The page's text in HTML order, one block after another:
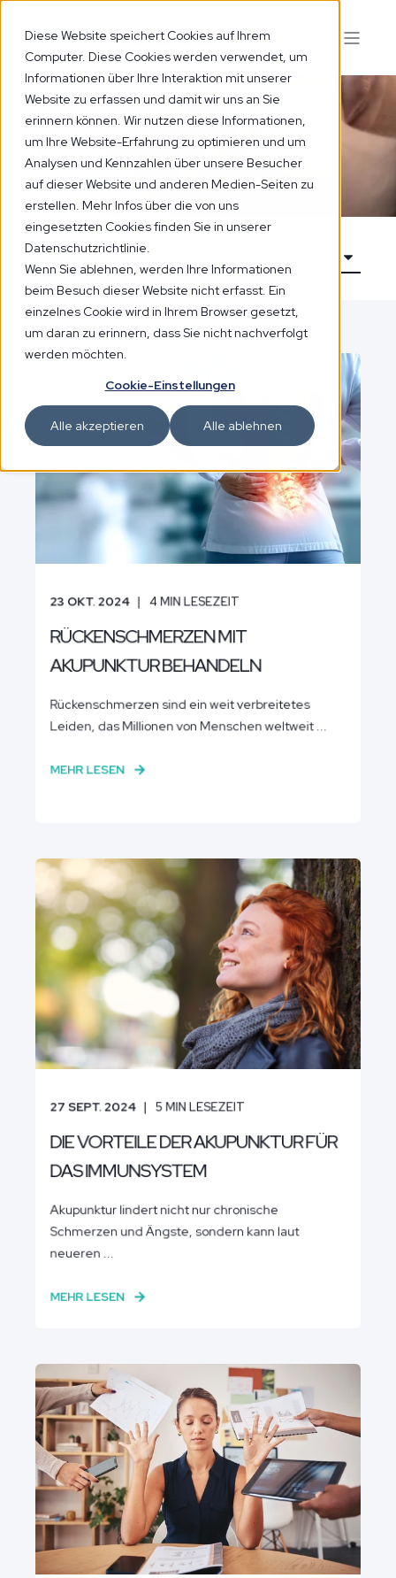
Diese Website speichert Cookies auf Ihrem
Computer. Diese Cookies werden verwendet, um
Informationen über Ihre Interaktion mit unserer
Website zu erfassen und damit wir uns an Sie
erinnern können. Wir nutzen diese Informationen,
um Ihre Website-Erfahrung zu optimieren und um
Analysen und Kennzahlen über unsere Besucher
auf dieser Website und anderen Medien-Seiten zu
erstellen. Mehr Infos über die von uns
eingesetzten Cookies finden Sie in unserer
Datenschutzrichtlinie.
Wenn Sie ablehnen, werden Ihre Informationen
beim Besuch dieser Website nicht erfasst. Ein
einzelnes Cookie wird in Ihrem Browser gesetzt,
um daran zu erinnern, dass Sie nicht nachverfolgt
werden möchten.
Cookie-Einstellungen
Alle akzeptieren Alle ablehnen
Blog
23 OKT. 2024 4MIN LESEZEIT
RÜCKENSCHMERZEN MIT
AKUPUNKTUR BEHANDELN
Rückenschmerzen sind ein weit verbreitetes
Leiden, das Millionen von Menschen weltweit ...
MEHR LESEN
27 SEPT. 2024 5MIN LESEZEIT
DIE VORTEILE DER AKUPUNKTUR FÜR
DAS IMMUNSYSTEM
Akupunktur lindert nicht nur chronische
Schmerzen und Ängste, sondern kann laut
neueren ...
MEHR LESEN